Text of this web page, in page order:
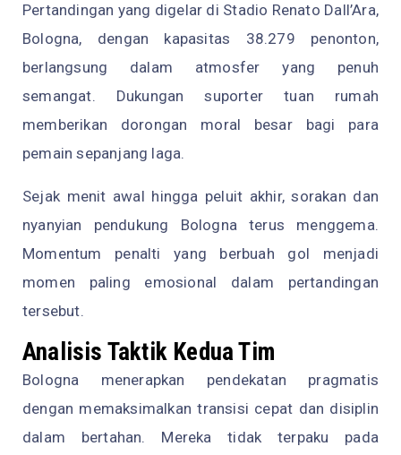
Pertandingan yang digelar di Stadio Renato Dall’Ara,
Bologna, dengan kapasitas 38.279 penonton,
berlangsung dalam atmosfer yang penuh
semangat. Dukungan suporter tuan rumah
memberikan dorongan moral besar bagi para
pemain sepanjang laga.
Sejak menit awal hingga peluit akhir, sorakan dan
nyanyian pendukung Bologna terus menggema.
Momentum penalti yang berbuah gol menjadi
momen paling emosional dalam pertandingan
tersebut.
Analisis Taktik Kedua Tim
Bologna menerapkan pendekatan pragmatis
dengan memaksimalkan transisi cepat dan disiplin
dalam bertahan. Mereka tidak terpaku pada